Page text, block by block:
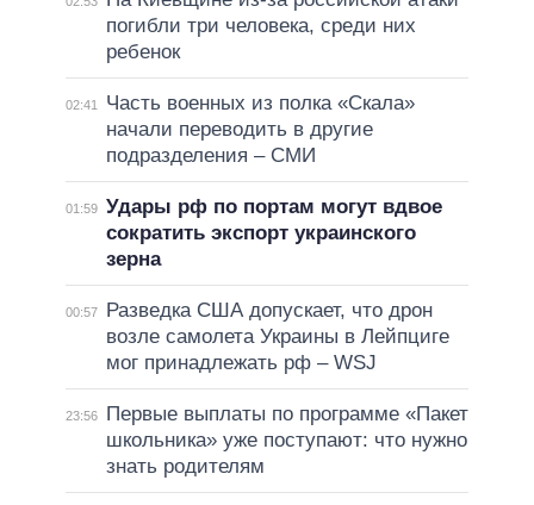
погибли три человека, среди них
ребенок
02:41
Часть военных из полка «Скала»
начали переводить в другие
подразделения – СМИ
01:59 Удары рф по портам могут вдвое
сократить экспорт украинского
зерна
00:57
Разведка США допускает, что дрон
возле самолета Украины в Лейпциге
мог принадлежать рф – WSJ
23:56
Первые выплаты по программе «Пакет
школьника» уже поступают: что нужно
знать родителям